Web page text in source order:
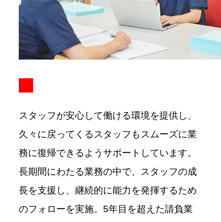
スタッフが安心して働ける環境を提供し、
久々に戻ってくるスタッフもスムーズに業
務に復帰できるようサポートしています。
長期間にわたる業務の中で、スタッフの成
長を支援し、継続的に能力を発揮するため
のフォローを実施。5年目を超えた請負業